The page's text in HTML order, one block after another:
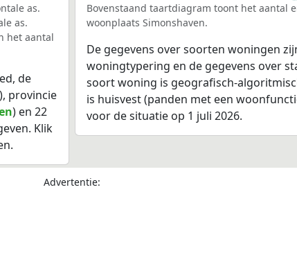
as.
as.
het aantal
de
), provincie
) en 22
Klik
Bovenstaand taartdiagram toont het aantal
woonplaats Simonshaven.
De gegevens over soorten woningen
woningtypering en de gegevens over
soort woning is geografisch-
is huisvest (panden met een
voor de situatie op 1 juli 2026.
Advertentie: